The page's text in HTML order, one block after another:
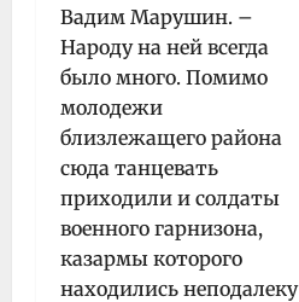
Вадим Марушин. –
Народу на ней всегда
было много. Помимо
молодежи
близлежащего района
сюда танцевать
приходили и солдаты
военного гарнизона,
казармы которого
находились неподалеку